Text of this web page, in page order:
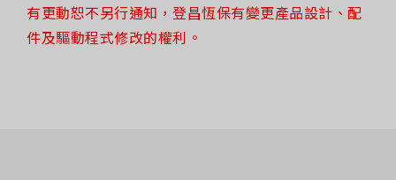
有更動恕不另行通知，登昌恆保有變更產品設計、配
件及驅動程式修改的權利。